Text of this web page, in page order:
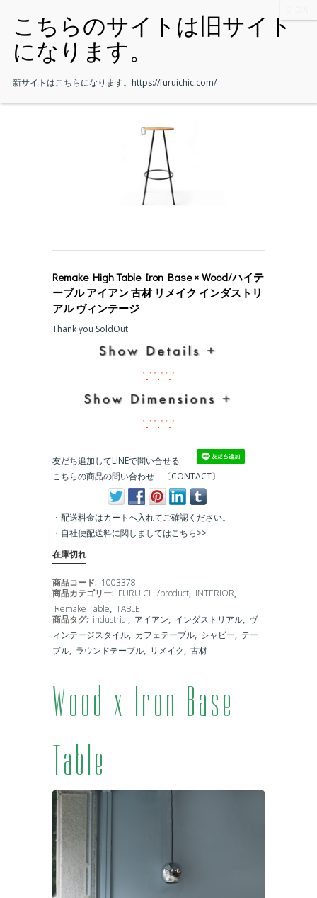
Remake High Table Iron Base × Wood/ハイテ
ーブル アイアン 古材 リメイク インダストリ
アル ヴィンテージ
Thank you SoldOut
∵∵∵
∵∵∵
友だち追加してLINEで問い合せる
こちらの商品の問い合わせ 〔CONTACT〕
・配送料金はカートへ入れてご確認ください。
・ 自社便配送料に関しましてはこちら>>
在庫切れ
商品コード: 1003378
商品カテゴリー: FURUICHI/product, INTERIOR,
Remake Table, TABLE
商品タグ: industrial, アイアン, インダストリアル, ヴ
ィンテージスタイル, カフェテーブル, シャビー, テー
ブル, ラウンドテーブル, リメイク, 古材
Wood x Iron Base
Table
新サイトはこちらになります。 https://furuichic.com/